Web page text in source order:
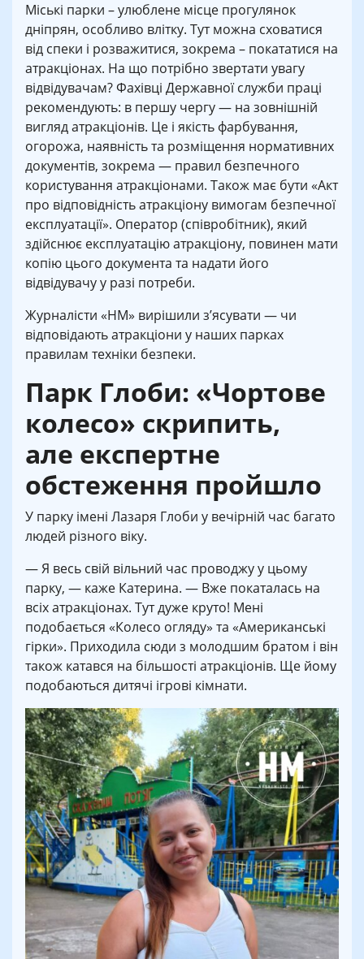
Міські парки – улюблене місце прогулянок
дніпрян, особливо влітку. Тут можна сховатися
від спеки і розважитися, зокрема – покататися на
атракціонах. На що потрібно звертати увагу
відвідувачам? Фахівці Державної служби праці
рекомендують: в першу чергу — на зовнішній
вигляд атракціонів. Це і якість фарбування,
огорожа, наявність та розміщення нормативних
документів, зокрема — правил безпечного
користування атракціонами. Також має бути «Акт
про відповідність атракціону вимогам безпечної
експлуатації». Оператор (співробітник), який
здійснює експлуатацію атракціону, повинен мати
копію цього документа та надати його
відвідувачу у разі потреби.
Журналісти «НМ» вирішили з’ясувати — чи
відповідають атракціони у наших парках
правилам техніки безпеки.
Парк Глоби: «Чортове
колесо» скрипить,
але експертне
обстеження пройшло
У парку імені Лазаря Глоби у вечірній час багато
людей різного віку.
— Я весь свій вільний час проводжу у цьому
парку, — каже Катерина. — Вже покаталась на
всіх атракціонах. Тут дуже круто! Мені
подобається «Колесо огляду» та «Американські
гірки». Приходила сюди з молодшим братом і він
також катався на більшості атракціонів. Ще йому
подобаються дитячі ігрові кімнати.